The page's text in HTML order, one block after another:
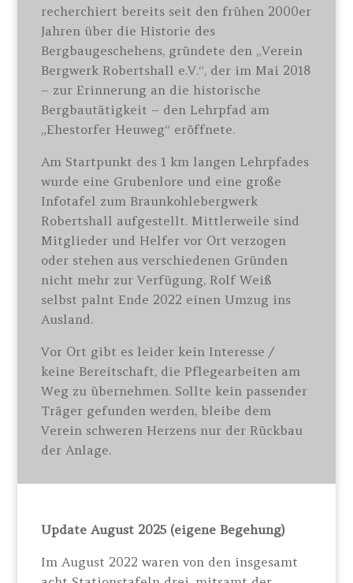
recherchiert bereits seit den frühen 2000er
Jahren über die Historie des
Bergbaugeschehens, gründete den „Verein
Bergwerk Robertshall e.V.“, der im Mai 2018
– zur Erinnerung an die historische
Bergbautätigkeit – den Lehrpfad am
„Ehestorfer Heuweg“ eröffnete.
Am Startpunkt des 1 km langen Lehrpfades
wurde eine Grubenlore und eine große
Infotafel zum Braunkohlebergwerk
Robertshall aufgestellt. Mittlerweile sind
Mitglieder und Helfer vor Ort verzogen
oder stehen aus verschiedenen Gründen
nicht mehr zur Verfügung, Rolf Weiß
selbst palnt Ende 2022 einen Umzug ins
Ausland.
Vor Ort gibt es leider kein Interesse /
keine Bereitschaft, die Pflegearbeiten am
Weg zu übernehmen. Sollte kein passender
Träger gefunden werden, bleibe dem
Verein schweren Herzens nur der Rückbau
der Anlage.
Update August 2025 (eigene Begehung)
Im August 2022 waren von den insgesamt